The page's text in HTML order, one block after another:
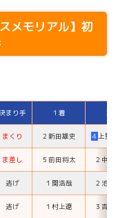
メモリアル】初
まり手 １着 ２着
まくり ２ 新田雄史 ４上野
ま差し ５ 前田将太 ２ 中島
逃げ １ 関浩哉 ２ 池田
逃げ １ 村上遼 ３ 吉川